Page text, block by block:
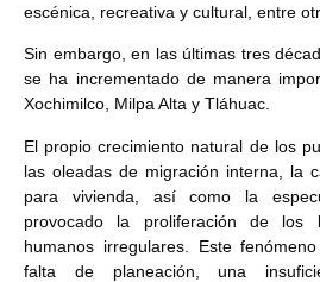
escénica, recreativa y cultural, entre
Sin embargo, en las últimas tres
se ha incrementado de manera
Xochimilco, Milpa Alta y Tláhuac.
El propio crecimiento natural de los
las oleadas de migración interna, la
para vivienda, así como la
provocado la proliferación de los
humanos irregulares. Este
falta de planeación, una